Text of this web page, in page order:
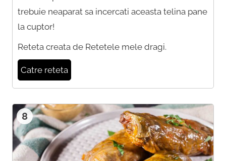
trebuie neaparat sa incercati aceasta telina pane
la cuptor!
Reteta creata de Retetele mele dragi.
Catre reteta
8